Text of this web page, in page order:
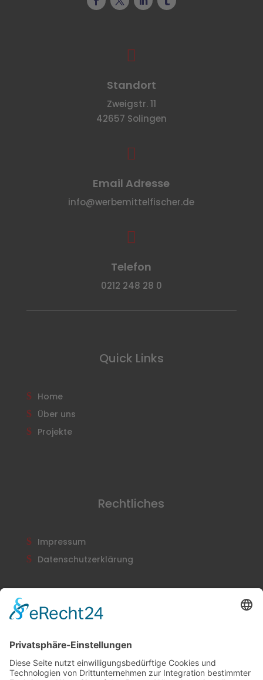

Standort
Zweigstr. 11
42657 Solingen

Email Adresse
info@werbemittelfischer.de

Telefon
0212 248 28 0
Quick Links
Home
Über uns
Projekte
Rechtliches
Impressum
Datenschutzerklärung
Newsletter